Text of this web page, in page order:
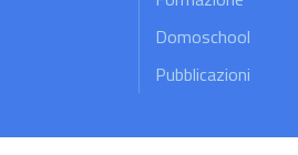
Domoschool
Pubblicazioni